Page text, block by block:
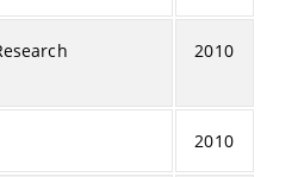
2010
2010